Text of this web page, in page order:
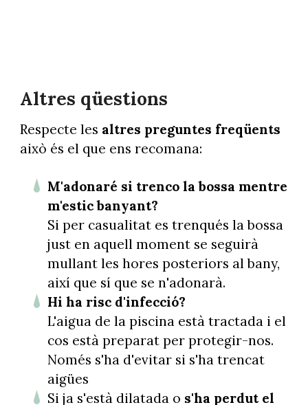
Altres qüestions
Respecte les altres preguntes freqüents
això és el que ens recomana:
M'adonaré si trenco la bossa mentre
m'estic banyant?
Si per casualitat es trenqués la bossa
just en aquell moment se seguirà
mullant les hores posteriors al bany,
així que sí que se n'adonarà.
Hi ha risc d'infecció?
L'aigua de la piscina està tractada i el
cos està preparat per protegir-nos.
Només s'ha d'evitar si s'ha trencat
aigües
Si ja s'està dilatada o s'ha perdut el